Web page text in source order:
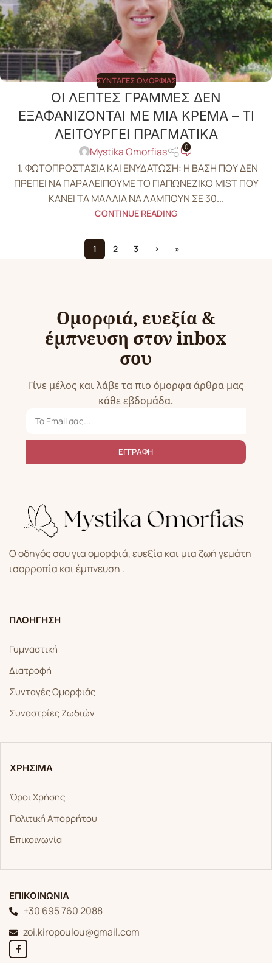
ΣΥΝΤΑΓΈΣ ΟΜΟΡΦΙΆΣ
ΟΙ ΛΕΠΤΕΣ ΓΡΑΜΜΕΣ ΔΕΝ
ΕΞΑΦΑΝΙΖΟΝΤΑΙ ΜΕ ΜΙΑ ΚΡΕΜΑ – ΤΙ
ΛΕΙΤΟΥΡΓΕΙ ΠΡΑΓΜΑΤΙΚΑ
Mystika Omorfias 0
1. ΦΩΤΟΠΡΟΣΤΑΣΙΑ ΚΑΙ ΕΝΥΔΑΤΩΣΗ: Η ΒΑΣΗ ΠΟΥ ΔΕΝ
ΠΡΕΠΕΙ ΝΑ ΠΑΡΑΛΕΙΠΟΥΜΕ ΤΟ ΓΙΑΠΩΝΕΖΙΚΟ MIST ΠΟΥ
ΚΑΝΕΙ ΤΑ ΜΑΛΛΙΑ ΝΑ ΛΑΜΠΟΥΝ ΣΕ 30...
CONTINUE READING
1 2 3 › »
Ομορφιά, ευεξία &
έμπνευση στον inbox
σου
Γίνε μέλος και λάβε τα πιο όμορφα άρθρα μας
κάθε εβδομάδα.
ΕΓΓΡΑΦΗ
Ο οδηγός σου για ομορφιά, ευεξία και μια ζωή γεμάτη
ισορροπία και έμπνευση .
ΠΛΟΗΓΗΣΗ
Γυμναστική
Διατροφή
Συνταγές Ομορφιάς
Συναστρίες Ζωδιών
ΧΡΗΣΙΜΑ
Όροι Χρήσης
Πολιτική Απορρήτου
Επικοινωνία
ΕΠΙΚΟΙΝΩΝΙΑ
+30 695 760 2088
zoi.kiropoulou@gmail.com